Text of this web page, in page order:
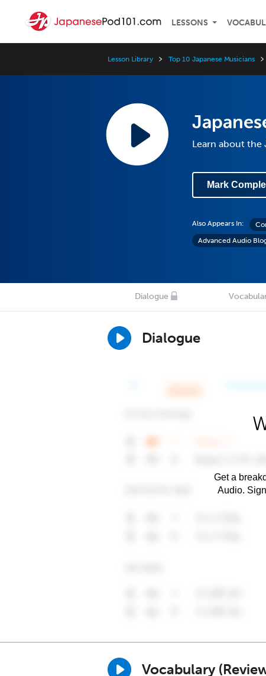
LESSONS
Lesson Library Top 10 Japanese Musicians
Learn about the
Mark
Also Appears In:
Advanced Audio
Dialogue
Dialogue
Get a
Audio.
Vocabulary